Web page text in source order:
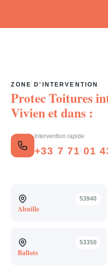
ZONE D'INTERVENTION
Protec Toitures
Vivienet dans :
Intervention rapide
+33 7 71 01
53940
Ahuille
53350
Ballots